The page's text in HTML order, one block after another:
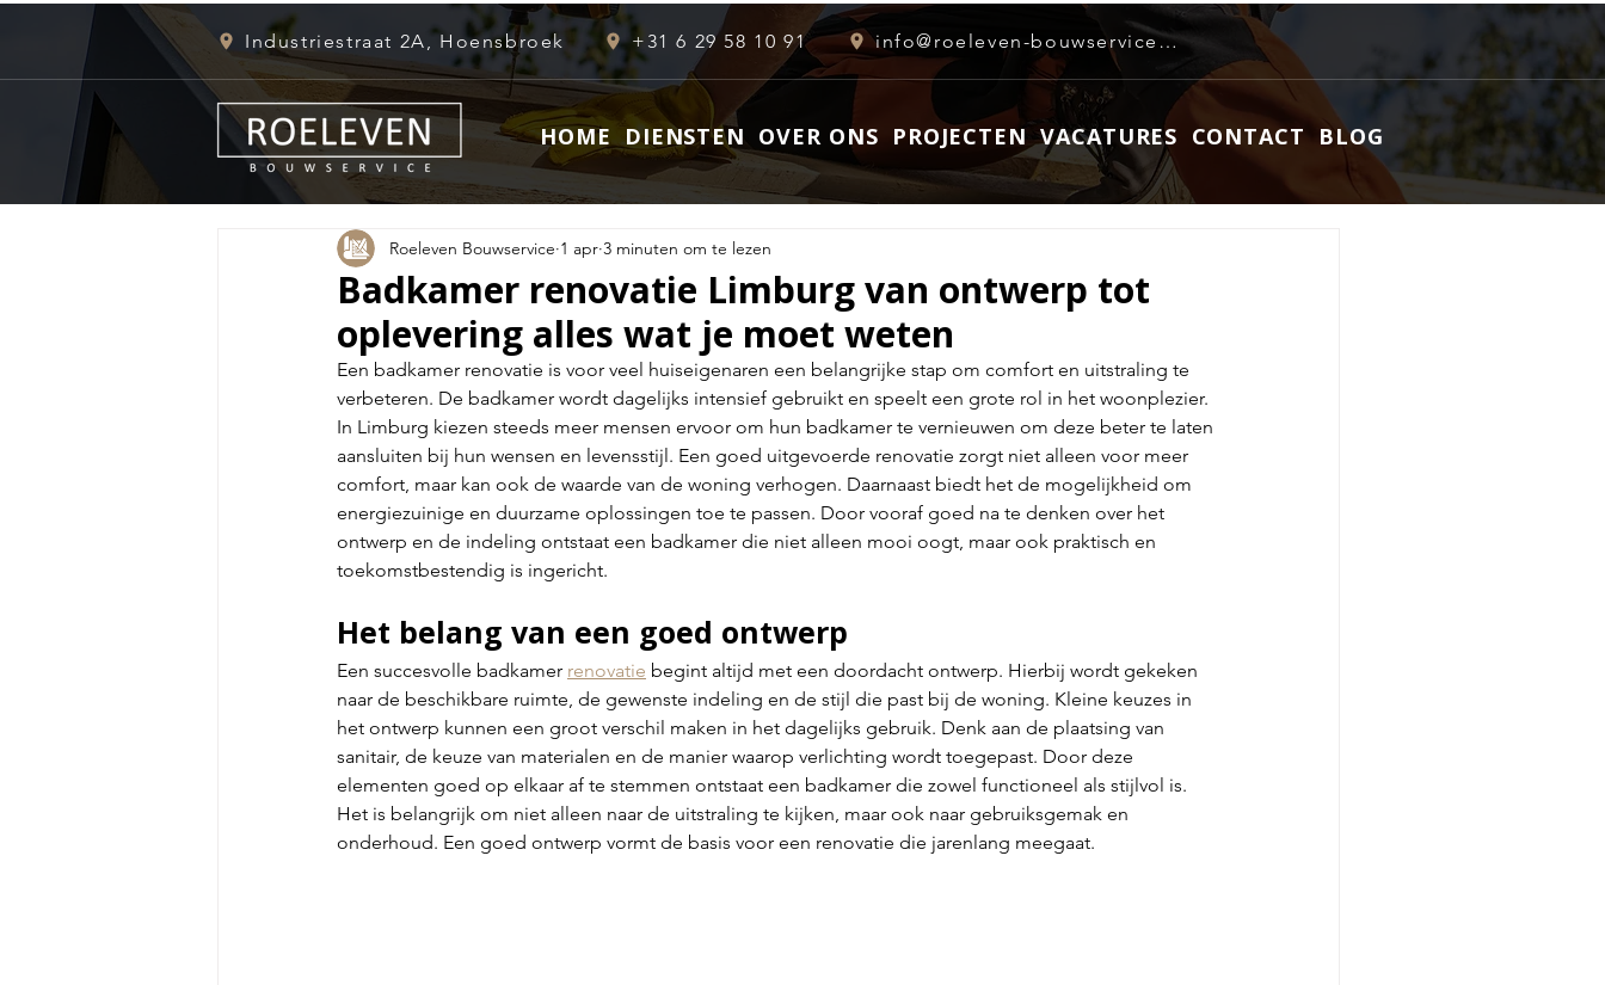
Industriestraat 2A, Hoensbroek +31 6 29 58 10 91 info@roeleven-bouwservice.nl
HOME DIENSTEN OVER ONS PROJECTEN VACATURES CONTACT BLOG
Badkamer renovatie Limburg van ontwerp tot
oplevering alles wat je moet weten
Roeleven Bouwservice 1 apr 3 minuten om te lezen
Een badkamer renovatie is voor veel huiseigenaren een belangrijke stap om comfort en uitstraling te
verbeteren. De badkamer wordt dagelijks intensief gebruikt en speelt een grote rol in het woonplezier.
In Limburg kiezen steeds meer mensen ervoor om hun badkamer te vernieuwen om deze beter te laten
aansluiten bij hun wensen en levensstijl. Een goed uitgevoerde renovatie zorgt niet alleen voor meer
comfort, maar kan ook de waarde van de woning verhogen. Daarnaast biedt het de mogelijkheid om
energiezuinige en duurzame oplossingen toe te passen. Door vooraf goed na te denken over het
ontwerp en de indeling ontstaat een badkamer die niet alleen mooi oogt, maar ook praktisch en
toekomstbestendig is ingericht.
Het belang van een goed ontwerp
Een succesvolle badkamer renovatie begint altijd met een doordacht ontwerp. Hierbij wordt gekeken
naar de beschikbare ruimte, de gewenste indeling en de stijl die past bij de woning. Kleine keuzes in
het ontwerp kunnen een groot verschil maken in het dagelijks gebruik. Denk aan de plaatsing van
sanitair, de keuze van materialen en de manier waarop verlichting wordt toegepast. Door deze
elementen goed op elkaar af te stemmen ontstaat een badkamer die zowel functioneel als stijlvol is.
Het is belangrijk om niet alleen naar de uitstraling te kijken, maar ook naar gebruiksgemak en
onderhoud. Een goed ontwerp vormt de basis voor een renovatie die jarenlang meegaat.